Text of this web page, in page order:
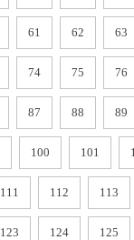
61 62 63
74 75 76
87 88 89
100 101
111 112 113
123 124 125